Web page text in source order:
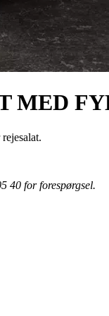
MED
40 for forespørgsel.